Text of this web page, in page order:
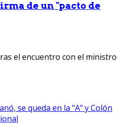
de un "pacto de
el encuentro con el ministro